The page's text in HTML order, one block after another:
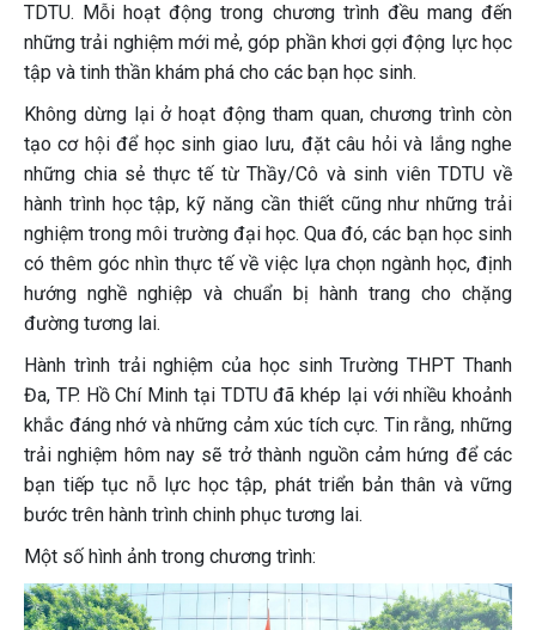
TDTU. Mỗi hoạt động trong chương trình đều mang đến
những trải nghiệm mới mẻ, góp phần khơi gợi động lực học
tập và tinh thần khám phá cho các bạn học sinh.
Không dừng lại ở hoạt động tham quan, chương trình còn
tạo cơ hội để học sinh giao lưu, đặt câu hỏi và lắng nghe
những chia sẻ thực tế từ Thầy/Cô và sinh viên TDTU về
hành trình học tập, kỹ năng cần thiết cũng như những trải
nghiệm trong môi trường đại học. Qua đó, các bạn học sinh
có thêm góc nhìn thực tế về việc lựa chọn ngành học, định
hướng nghề nghiệp và chuẩn bị hành trang cho chặng
đường tương lai.
Hành trình trải nghiệm của học sinh Trường THPT Thanh
Đa, TP. Hồ Chí Minh tại TDTU đã khép lại với nhiều khoảnh
khắc đáng nhớ và những cảm xúc tích cực. Tin rằng, những
trải nghiệm hôm nay sẽ trở thành nguồn cảm hứng để các
bạn tiếp tục nỗ lực học tập, phát triển bản thân và vững
bước trên hành trình chinh phục tương lai.
Một số hình ảnh trong chương trình: